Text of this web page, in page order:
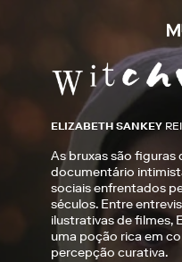
ELIZABETH SANKEY
As bruxas são figuras
documentário
sociais enfrentados
séculos. Entre
ilustrativas de filmes,
uma poção rica em
percepção curativa.